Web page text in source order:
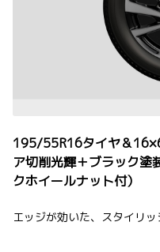
195/55R16タイヤ＆
ア切削光輝＋ブラック
クホイールナット付）
エッジが効いた、スタイリッ